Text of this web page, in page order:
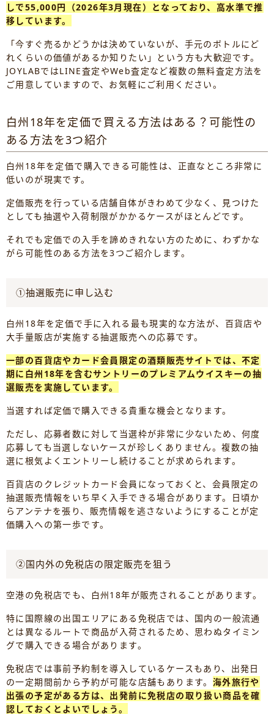
しで55,000円（2026年3月現在）となっており、高水準で推
移しています。
「今すぐ売るかどうかは決めていないが、手元のボトルにど
れくらいの価値があるか知りたい」という方も大歓迎です。
JOYLABではLINE査定やWeb査定など複数の無料査定方法を
ご用意していますので、お気軽にご利用ください。
白州18年を定価で買える方法はある？可能性の
ある方法を3つ紹介
白州18年を定価で購入できる可能性は、正直なところ非常に
低いのが現実です。
定価販売を行っている店舗自体がきわめて少なく、見つけた
としても抽選や入荷制限がかかるケースがほとんどです。
それでも定価での入手を諦めきれない方のために、わずかな
がら可能性のある方法を3つご紹介します。
①抽選販売に申し込む
白州18年を定価で手に入れる最も現実的な方法が、百貨店や
大手量販店が実施する抽選販売への応募です。
一部の百貨店やカード会員限定の酒類販売サイトでは、不定
期に白州18年を含むサントリーのプレミアムウイスキーの抽
選販売を実施しています。
当選すれば定価で購入できる貴重な機会となります。
ただし、応募者数に対して当選枠が非常に少ないため、何度
応募しても当選しないケースが珍しくありません。複数の抽
選に根気よくエントリーし続けることが求められます。
百貨店のクレジットカード会員になっておくと、会員限定の
抽選販売情報をいち早く入手できる場合があります。日頃か
らアンテナを張り、販売情報を逃さないようにすることが定
価購入への第一歩です。
②国内外の免税店の限定販売を狙う
空港の免税店でも、白州18年が販売されることがあります。
特に国際線の出国エリアにある免税店では、国内の一般流通
とは異なるルートで商品が入荷されるため、思わぬタイミン
グで購入できる場合があります。
免税店では事前予約制を導入しているケースもあり、出発日
の一定期間前から予約が可能な店舗もあります。 海外旅行や
出張の予定がある方は、出発前に免税店の取り扱い商品を確
認しておくとよいでしょう。